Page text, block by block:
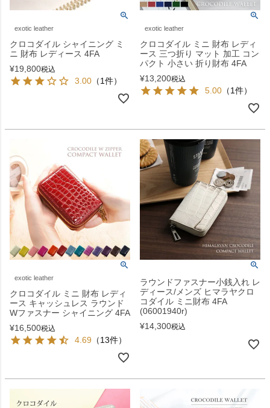
exotic leather
クロコダイル シャイニング ミ
ニ 財布 レディース 4FA
¥19,800税込
3.00 （1件）
exotic leather
クロコダイル ミニ 財布 レディ
ース 三つ折り マット 加工 コン
パクト 小さい 折り財布 4FA
¥13,200税込
5.00 （1件）
exotic leather
クロコダイル ミニ 財布 レディ
ース キャッシュレス ラウンド
Wファスナー シャイニング 4FA
¥16,500税込
4.69 （13件）
ラウンドファスナー小銭入れ レ
ディース/メンズ ヒマラヤクロ
コダイル ミニ財布 4FA
(06001940r)
¥14,300税込